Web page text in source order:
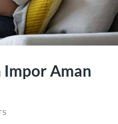
Impor Aman